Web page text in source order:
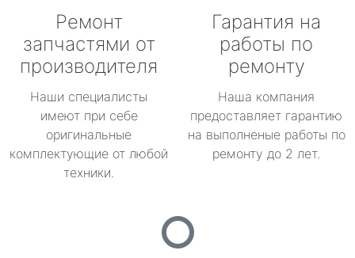
Ремонт
запчастями от
производителя
Наши специалисты
имеют при себе
оригинальные
комплектующие от любой
техники.
Гарантия на
работы по
ремонту
Наша компания
предоставляет гарантию
на выполненые работы по
ремонту до 2 лет.